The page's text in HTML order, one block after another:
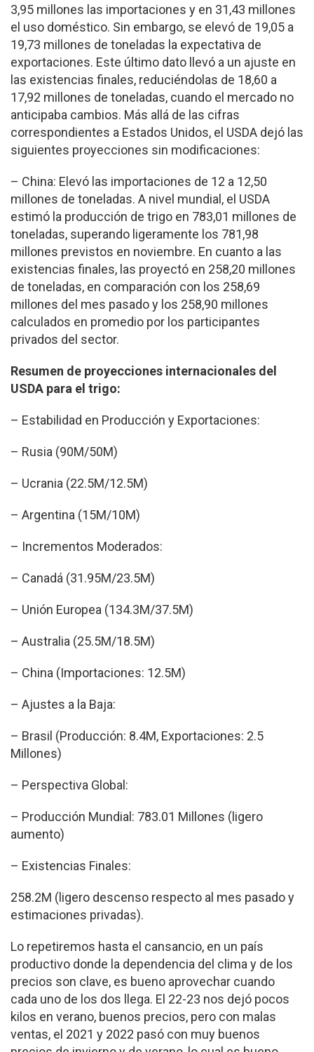
3,95 millones las importaciones y en 31,43 millones
el uso doméstico. Sin embargo, se elevó de 19,05 a
19,73 millones de toneladas la expectativa de
exportaciones. Este último dato llevó a un ajuste en
las existencias finales, reduciéndolas de 18,60 a
17,92 millones de toneladas, cuando el mercado no
anticipaba cambios. Más allá de las cifras
correspondientes a Estados Unidos, el USDA dejó las
siguientes proyecciones sin modificaciones:
– China: Elevó las importaciones de 12 a 12,50
millones de toneladas. A nivel mundial, el USDA
estimó la producción de trigo en 783,01 millones de
toneladas, superando ligeramente los 781,98
millones previstos en noviembre. En cuanto a las
existencias finales, las proyectó en 258,20 millones
de toneladas, en comparación con los 258,69
millones del mes pasado y los 258,90 millones
calculados en promedio por los participantes
privados del sector.
Resumen de proyecciones internacionales del
USDA para el trigo:
– Estabilidad en Producción y Exportaciones:
– Rusia (90M/50M)
– Ucrania (22.5M/12.5M)
– Argentina (15M/10M)
– Incrementos Moderados:
– Canadá (31.95M/23.5M)
– Unión Europea (134.3M/37.5M)
– Australia (25.5M/18.5M)
– China (Importaciones: 12.5M)
– Ajustes a la Baja:
– Brasil (Producción: 8.4M, Exportaciones: 2.5
Millones)
– Perspectiva Global:
– Producción Mundial: 783.01 Millones (ligero
aumento)
– Existencias Finales:
258.2M (ligero descenso respecto al mes pasado y
estimaciones privadas).
Lo repetiremos hasta el cansancio, en un país
productivo donde la dependencia del clima y de los
precios son clave, es bueno aprovechar cuando
cada uno de los dos llega. El 22-23 nos dejó pocos
kilos en verano, buenos precios, pero con malas
ventas, el 2021 y 2022 pasó con muy buenos